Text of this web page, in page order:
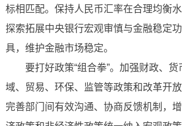
标相匹配。保持人民币汇率在合理均衡水
探索拓展中央银行宏观审慎与金融稳定
具，维护金融市场稳定。
要打好政策“组合拳”。加强财政、货
域、贸易、环保、监管等政策和改革开放
完善部门间有效沟通、协商反馈机制，